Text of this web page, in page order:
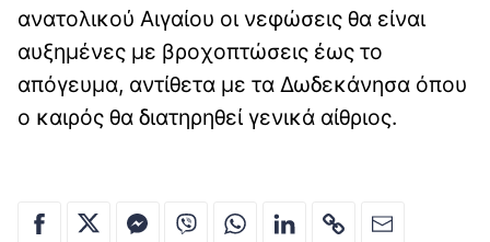
ανατολικού Αιγαίου οι νεφώσεις θα είναι
αυξημένες με βροχοπτώσεις έως το
απόγευμα, αντίθετα με τα Δωδεκάνησα όπου
ο καιρός θα διατηρηθεί γενικά αίθριος.